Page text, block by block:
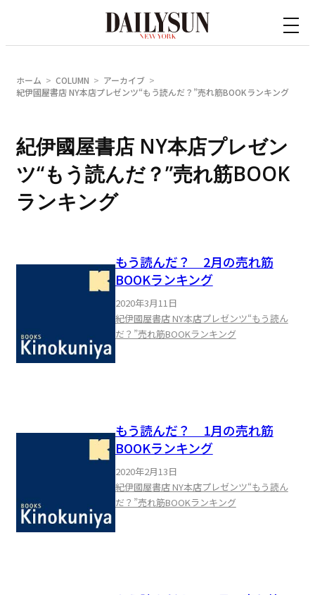
ホーム COLUMN
アーカイブ
紀伊國屋書店 NY本店プレゼンツ“もう読んだ？”売れ筋BOOKランキング
紀伊國屋書店 NY本店プレゼン
ツ“もう読んだ？”売れ筋BOOK
ランキング
もう読んだ？ 2月の売れ筋
BOOKランキング
2020年3月11日
紀伊國屋書店 NY本店プレゼンツ“もう読ん
だ？”売れ筋BOOKランキング
もう読んだ？ 1月の売れ筋
BOOKランキング
2020年2月13日
紀伊國屋書店 NY本店プレゼンツ“もう読ん
だ？”売れ筋BOOKランキング